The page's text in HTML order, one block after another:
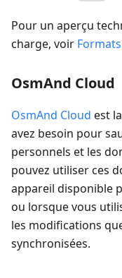
Pour un aperçu
charge, voir
OsmAnd Cloud
OsmAnd Cloud est
avez besoin pour
personnels et les
pouvez utiliser ces
appareil disponible
ou lorsque vous
les modifications
synchronisées.